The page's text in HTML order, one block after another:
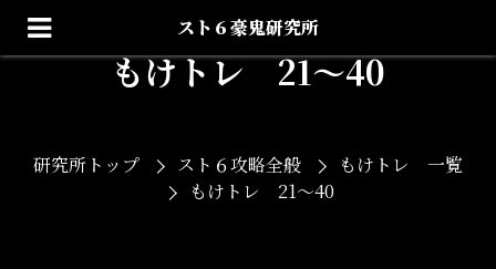
もけトレ 21〜40
研究所トップ スト６攻略全般
もけトレ 一覧
もけトレ 21〜40
スト６豪鬼研究所